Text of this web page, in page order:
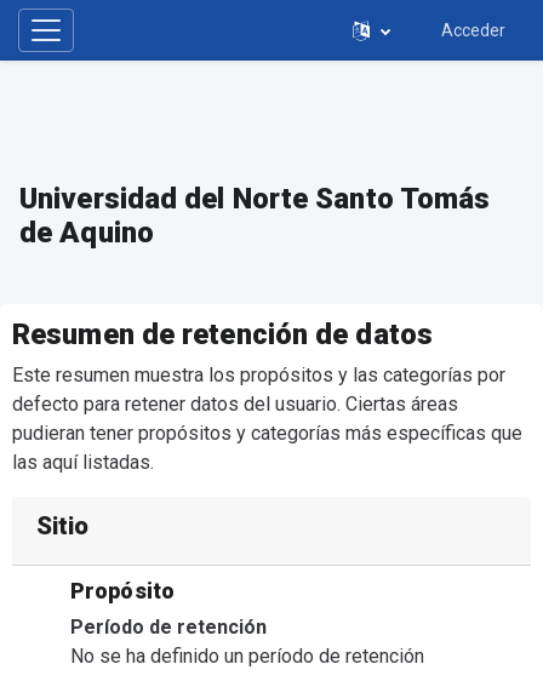
Panel lateral
Acceder
Universidad del Norte Santo Tomás
de Aquino
Resumen de retención de datos
Este resumen muestra los propósitos y las categorías por
defecto para retener datos del usuario. Ciertas áreas
pudieran tener propósitos y categorías más específicas que
las aquí listadas.
Sitio
Propósito
Período de retención
No se ha definido un período de retención